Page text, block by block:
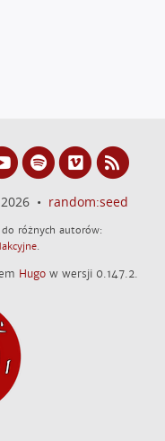
• random:seed
różnych autorów:
.
Hugow wersji 0.147.2.